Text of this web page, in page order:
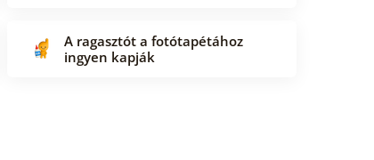
A ragasztót a fotótapétához
ingyen kapják